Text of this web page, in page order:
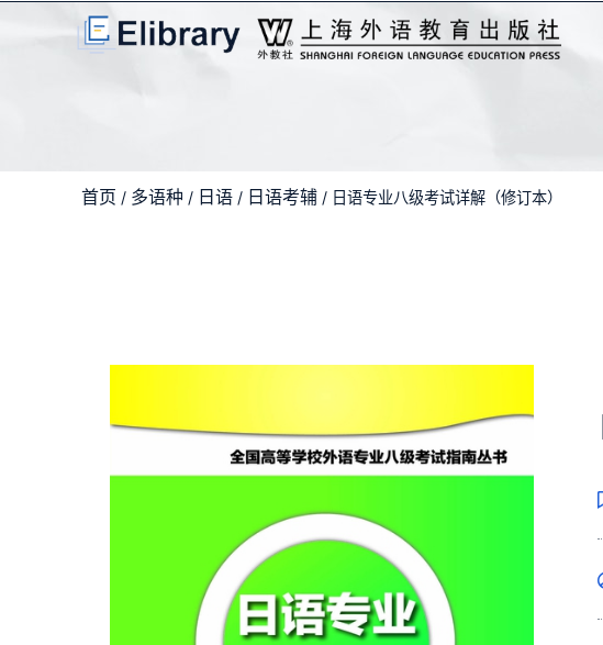
首页 / 多语种 / 日语 / 日语考辅 / 日语专业八级考试详解（修订本）